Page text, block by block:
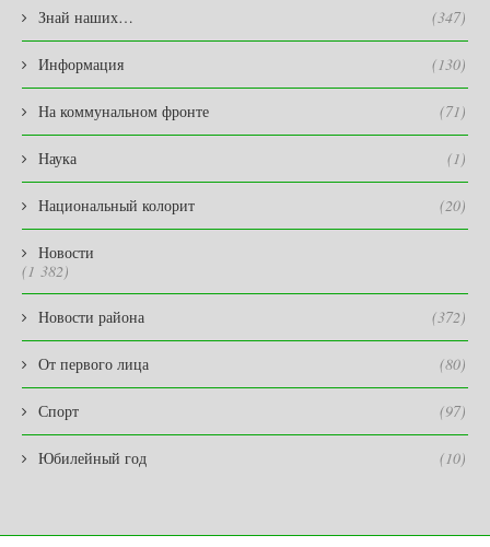
Знай наших… (347)
Информация (130)
На коммунальном фронте (71)
Наука (1)
Национальный колорит (20)
Новости
(1 382)
Новости района (372)
От первого лица (80)
Спорт (97)
Юбилейный год (10)